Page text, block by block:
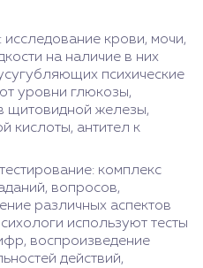
крови, мочи,
на наличие в них
психические
уровни глюкозы,
щитовидной железы,
кислоты, антител к
комплекс
вопросов,
различных аспектов
используют тесты
воспроизведение
действий,